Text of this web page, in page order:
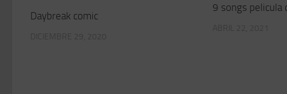
Daybreak comic
9 songs pelicula